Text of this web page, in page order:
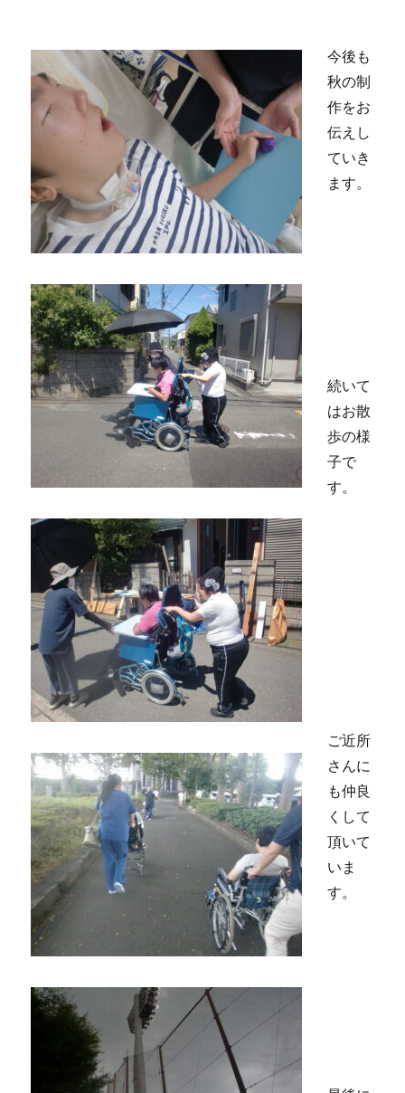
今後も
秋の制
作をお
伝えし
ていき
ます。
続いて
はお散
歩の様
子で
す。
ご近所
さんに
も仲良
くして
頂いて
いま
す。